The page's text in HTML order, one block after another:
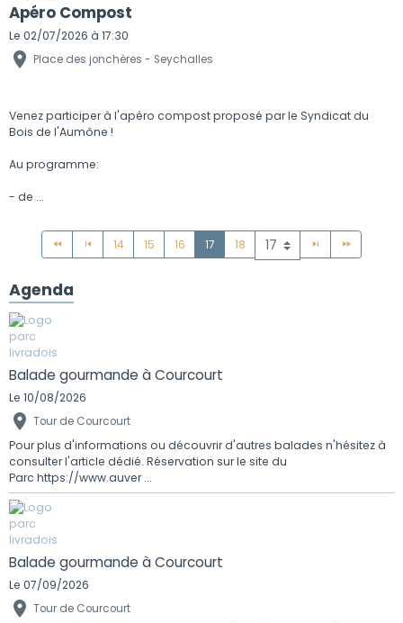
Apéro Compost
Le 02/07/2026 à 17:30
Place des jonchères - Seychalles
Venez participer à l'apéro compost proposé par le Syndicat du
Bois de l'Aumône !
Au programme:
- de ...
14 15 16 17 18
Agenda
Balade gourmande à Courcourt
Le 10/08/2026
Tour de Courcourt
Pour plus d'informations ou découvrir d'autres balades n'hésitez à
consulter l'article dédié. Réservation sur le site du
Parc https://www.auver ...
Balade gourmande à Courcourt
Le 07/09/2026
Tour de Courcourt